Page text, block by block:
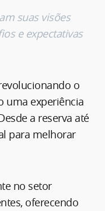
suas visões
e expectativas
o
uma experiência
a reserva até
para melhorar
no setor
oferecendo